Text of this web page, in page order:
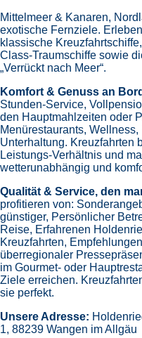
Mittelmeer & Kanaren,
exotische Fernziele.
klassische
Class-Traumschiffe sowie
„Verrückt nach Meer“.
Komfort & Genuss an
Stunden-Service,
den Hauptmahlzeiten oder
Menürestaurants, Wellness,
Unterhaltung. Kreuzfahrten
Leistungs-Verhältnis und
wetterunabhängig und
Qualität & Service, den
profitieren von:
günstiger, Persönlicher
Reise, Erfahrenen
Kreuzfahrten,
überregionaler
im Gourmet- oder
Ziele erreichen.
sie perfekt.
Unsere Adresse:
1, 88239 Wangen im Allgäu